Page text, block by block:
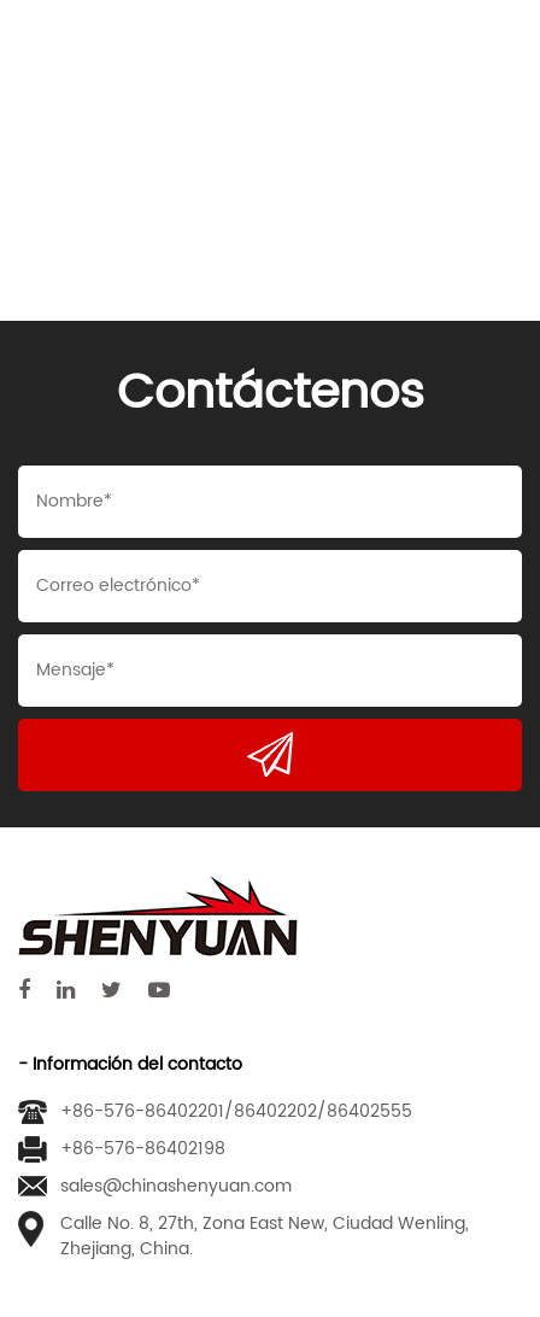
Contáctenos
- Información del contacto
+86-576-86402201/86402202/86402555
+86-576-86402198
sales@chinashenyuan.com
Calle No. 8, 27th, Zona East New, Ciudad Wenling,
Zhejiang, China.